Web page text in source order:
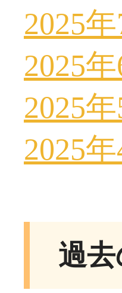
2025年
2025年
2025年
2025年
過